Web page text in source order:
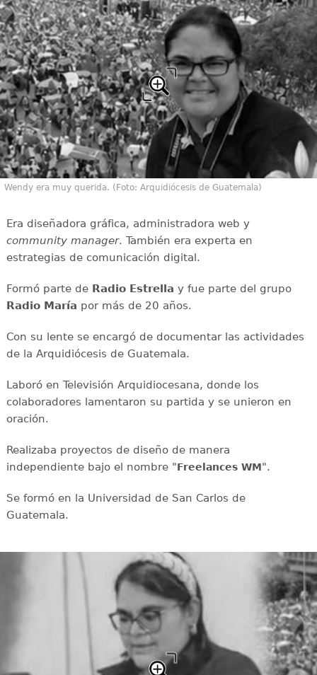
Wendy era muy querida. (Foto: Arquidiócesis de Guatemala)
Era diseñadora gráfica, administradora web y
community manager. También era experta en
estrategias de comunicación digital.
Formó parte de Radio Estrella y fue parte del grupo
Radio María por más de 20 años.
Con su lente se encargó de documentar las actividades
de la Arquidiócesis de Guatemala.
Laboró en Televisión Arquidiocesana, donde los
colaboradores lamentaron su partida y se unieron en
oración.
Realizaba proyectos de diseño de manera
independiente bajo el nombre "Freelances WM".
Se formó en la Universidad de San Carlos de
Guatemala.